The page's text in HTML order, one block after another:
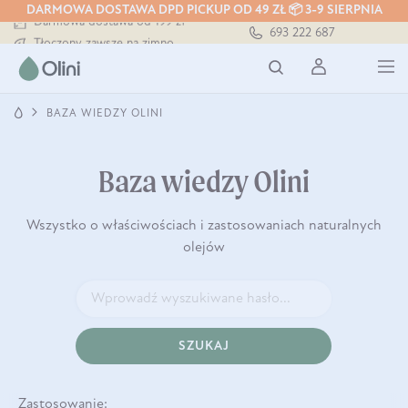
DARMOWA DOSTAWA DPD PICKUP OD 49 ZŁ 📦 3-9 SIERPNIA
Darmowa dostawa od 199 zł
Darmowa dostawa od 199 zł
693 222 687
BAZA WIEDZY OLINI
Baza wiedzy Olini
Wszystko o właściwościach i zastosowaniach naturalnych
olejów
SZUKAJ
Zastosowanie: